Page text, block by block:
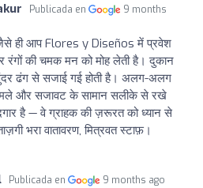
Publicada en
9 months
ही आप Flores y Diseños में प्रवेश
की चमक मन को मोह लेती है। दुकान
ढंग से सजाई गई होती है। अलग-अलग
और सजावट के सामान सलीके से रखे
है — वे ग्राहक की ज़रूरत को ध्यान से
भरा वातावरण, मित्रवत स्टाफ़।
Publicada en 9 months ago